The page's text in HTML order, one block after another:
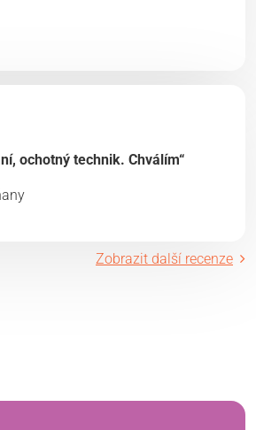
ochotný technik. Chválím“
Zobrazit další recenze